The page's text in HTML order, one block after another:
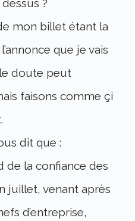
?
mon billet étant la
que je vais
doute peut
faisons comme çi
dit que :
de la confiance des
juillet, venant après
d’entreprise,